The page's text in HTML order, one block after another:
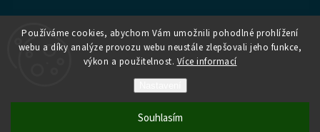
Používáme cookies, abychom Vám umožnili pohodlné prohlížení
webu a díky analýze provozu webu neustále zlepšovali jeho funkce,
výkon a použitelnost. Více informací
Souhlasím
Vytvořil Shoptet
Nakladatelství Bourdon a
Práh
. Všechna práva